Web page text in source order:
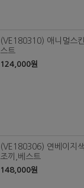
(VE180310) 애니멀스
스트
124,000원
(VE180306) 연베이지
조끼,베스트
148,000원